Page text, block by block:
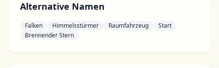
Alternative Namen
Falken Himmelsstürmer Raumfahrzeug
Start
Brennender Stern